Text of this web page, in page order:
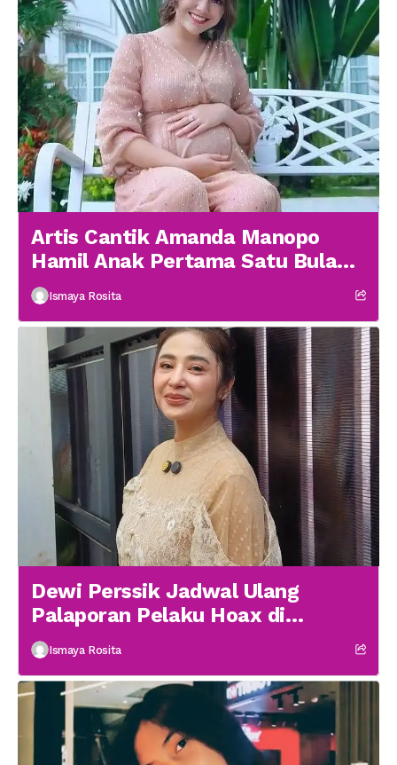
Artis Cantik Amanda Manopo
Hamil Anak Pertama Satu Bulan
menikah
Ismaya Rosita
Dewi Perssik Jadwal Ulang
Palaporan Pelaku Hoax di
Medsos
Ismaya Rosita